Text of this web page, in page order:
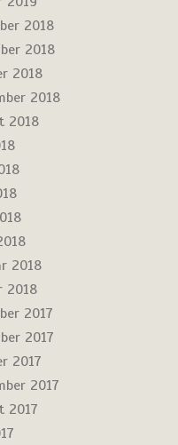
2018
2018
2018
2018
2018
2018
2018
2017
2017
2017
2017
2017